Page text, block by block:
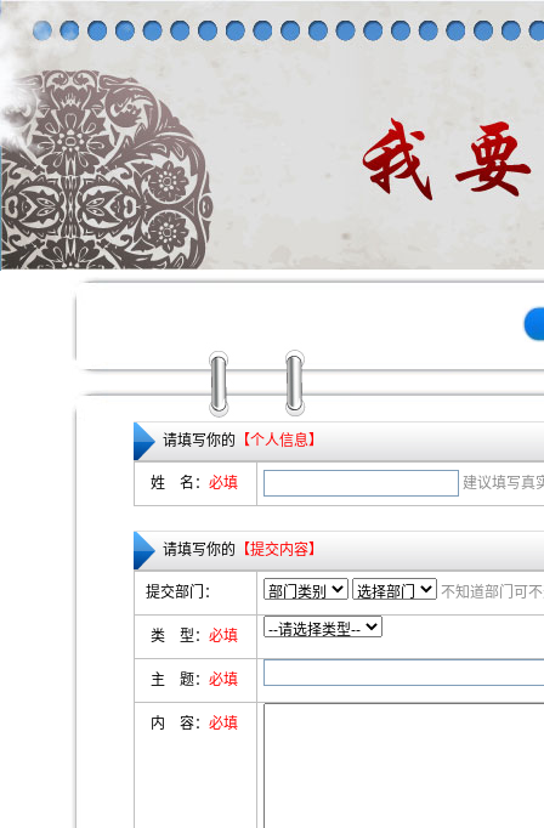
请填写你的 【个人信息】
姓 名：必填 建议填写真
请填写你的 【提交内容】
提交部门： 不知道部门可
类 型：必填
主 题：必填
内 容：必填